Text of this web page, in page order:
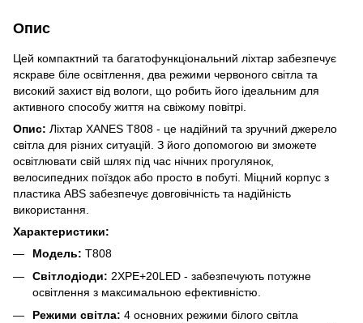
Опис
Цей компактний та багатофункціональний ліхтар забезпечує
яскраве біле освітлення, два режими червоного світла та
високий захист від вологи, що робить його ідеальним для
активного способу життя на свіжому повітрі.
Опис: Ліхтар XANES T808 - це надійний та зручний джерело
світла для різних ситуацій. З його допомогою ви зможете
освітлювати свій шлях під час нічних прогулянок,
велосипедних поїздок або просто в побуті. Міцний корпус з
пластика ABS забезпечує довговічність та надійність
використання.
Характеристики:
Модель: T808
Світлодіоди: 2XPE+20LED - забезпечують потужне
освітлення з максимальною ефективністю.
Режими світла: 4 основних режими білого світла